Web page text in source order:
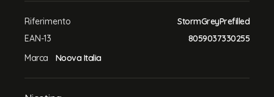
Riferimento
StormGreyPrefilled
EAN-13
8059037330255
Marca
Noova Italia